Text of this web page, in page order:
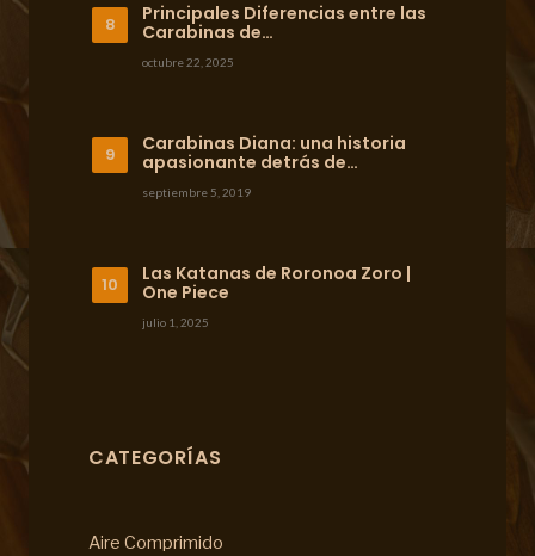
Principales Diferencias entre las
Carabinas de…
octubre 22, 2025
Carabinas Diana: una historia
apasionante detrás de…
septiembre 5, 2019
Las Katanas de Roronoa Zoro |
One Piece
julio 1, 2025
CATEGORÍAS
Aire Comprimido